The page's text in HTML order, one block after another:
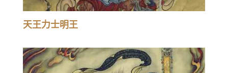
天王力士明王